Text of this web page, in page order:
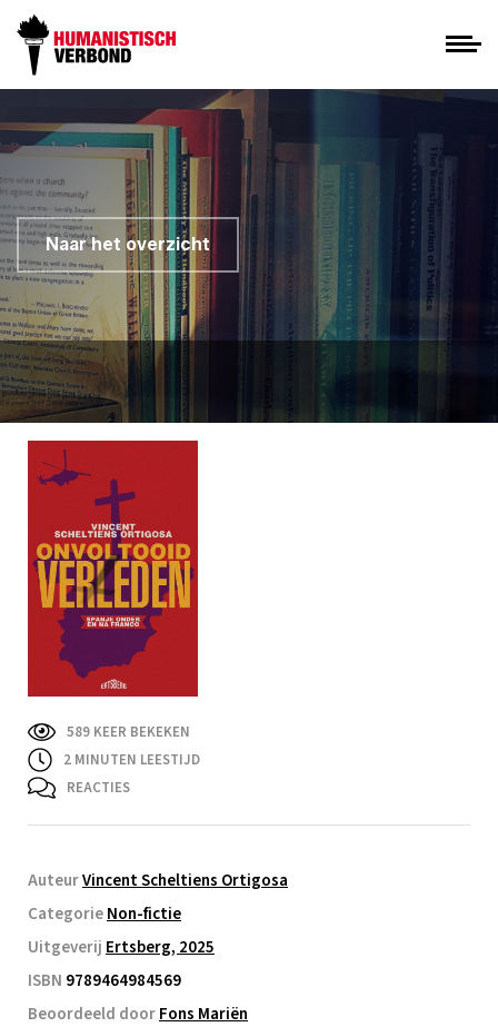
Naar het overzicht
589 KEER BEKEKEN
2 MINUTEN LEESTIJD
REACTIES
AuteurVincent Scheltiens Ortigosa
CategorieNon-fictie
Uitgeverij Ertsberg, 2025
ISBN 9789464984569
Beoordeeld doorFons Mariën